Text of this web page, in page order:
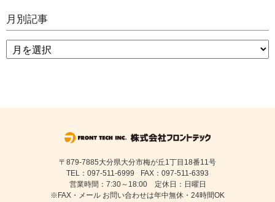
月別記事
〒879-7885大分県大分市梅が丘1丁目18番11号
TEL：097-511-6999
FAX：097-511-6393
営業時間：7:30～18:00 定休日：日曜日
※FAX・メール お問い合わせは年中無休・24時間OK